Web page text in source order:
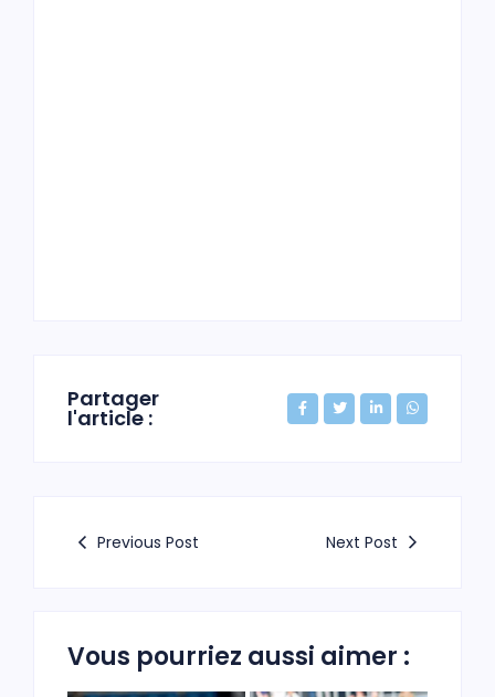
Partager
l'article :
Previous Post Next Post
Vous pourriez aussi aimer :